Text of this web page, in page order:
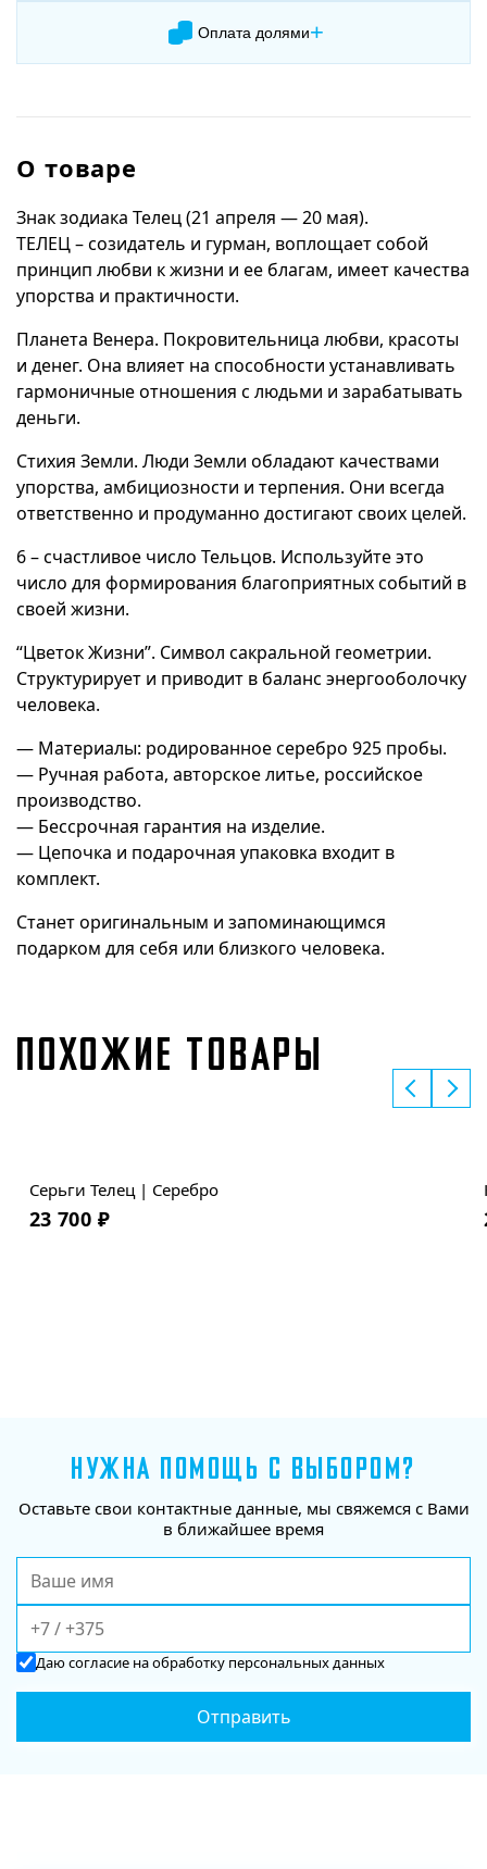
Оплата долями+
О товаре
Знак зодиака Телец (21 апреля — 20 мая).
ТЕЛЕЦ – созидатель и гурман, воплощает собой
принцип любви к жизни и ее благам, имеет качества
упорства и практичности.
Планета Венера. Покровительница любви, красоты
и денег. Она влияет на способности устанавливать
гармоничные отношения с людьми и зарабатывать
деньги.
Стихия Земли. Люди Земли обладают качествами
упорства, амбициозности и терпения. Они всегда
ответственно и продуманно достигают своих целей.
6 – счастливое число Тельцов. Используйте это
число для формирования благоприятных событий в
своей жизни.
“Цветок Жизни”. Символ сакральной геометрии.
Структурирует и приводит в баланс энергооболочку
человека.
— Материалы: родированное серебро 925 пробы.
— Ручная работа, авторское литье, российское
производство.
— Бессрочная гарантия на изделие.
— Цепочка и подарочная упаковка входит в
комплект.
Станет оригинальным и запоминающимся
подарком для себя или близкого человека.
ПОХОЖИЕ ТОВАРЫ
Серьги Телец | Серебро
23 700 ₽
НУЖНА ПОМОЩЬ С ВЫБОРОМ?
Оставьте свои контактные данные, мы свяжемся с Вами
в ближайшее время
Даюсогласие на обработку персональных данных